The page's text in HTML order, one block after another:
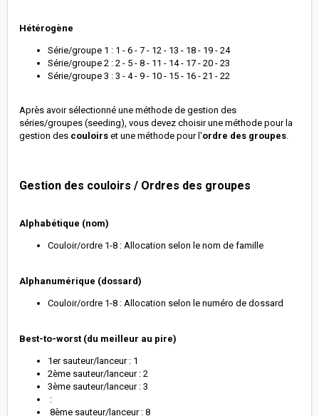
Hétérogène
Série/groupe 1 : 1 - 6 - 7 - 12 - 13 - 18 - 19 - 24
Série/groupe 2 : 2 - 5 - 8 - 11 - 14 - 17 - 20 - 23
Série/groupe 3 : 3 - 4 - 9 - 10 - 15 - 16 - 21 - 22
Après avoir sélectionné une méthode de gestion des
séries/groupes (seeding), vous devez choisir une méthode pour la
gestion des couloirs et une méthode pour l'ordre des groupes.
Gestion des couloirs / Ordres des groupes
Alphabétique (nom)
Couloir/ordre 1-8 : Allocation selon le nom de famille
Alphanumérique (dossard)
Couloir/ordre 1-8 : Allocation selon le numéro de dossard
Best-to-worst (du meilleur au pire)
1er sauteur/lanceur : 1
2ème sauteur/lanceur : 2
3ème sauteur/lanceur : 3
:
8ème sauteur/lanceur : 8